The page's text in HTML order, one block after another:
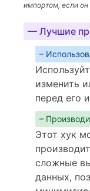
импортом, если
— Лучшие
–
изменить
перед его
–
Этот хук
сложные
данных,